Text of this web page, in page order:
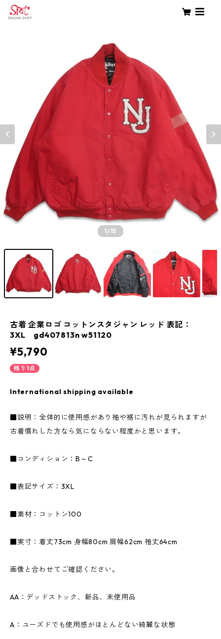
1/15
古着 企業ロゴ コットンスタジャン レッド 表記：
3XL gd407813n w51120
¥5,790
残り1点
International shipping available
■説明：全体的に使用感があり袖や裾に汚れが見られますが
古着慣れした方なら気にならない程度かと思います。
■コンディション：B～C
■表記サイズ：3XL
■素材：コットン100
■実寸：着丈73cm 身幅80cm 肩幅62cm 袖丈64cm
画像と合わせてご確認ください。
AA：デッドストック、新品、未使用品
A：ユーズドでも使用感がほとんどない綺麗な状態